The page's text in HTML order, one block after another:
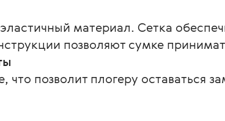
материал. Сетка
позволяют сумке
что позволит плогеру оставаться